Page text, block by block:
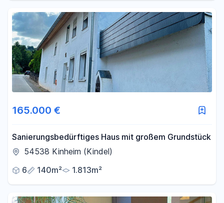
165.000 €
Sanierungsbedürftiges Haus mit großem Grundstück
54538 Kinheim (Kindel)
6
140m² 1.813m²